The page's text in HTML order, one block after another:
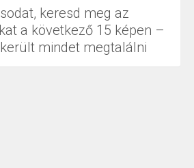
keresd meg az
a következő 15 képen –
mindet megtalálni